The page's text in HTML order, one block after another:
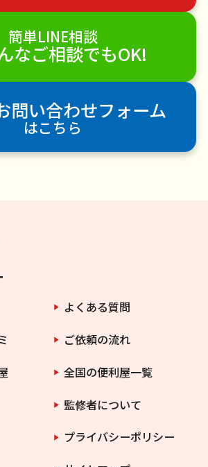
曜大工
ハウスクリーニング
かき・雪下ろし
電球交換
の張替え
空き家管理
各種代行
防草シート施工
ナメクジ駆除
害虫駆除
簡単LINE相談
なご相談でもOK!
問い合わせフォーム
はこちら
よくある質問
ご依頼の流れ
全国の便利屋一覧
監修者について
プライバシーポリシー